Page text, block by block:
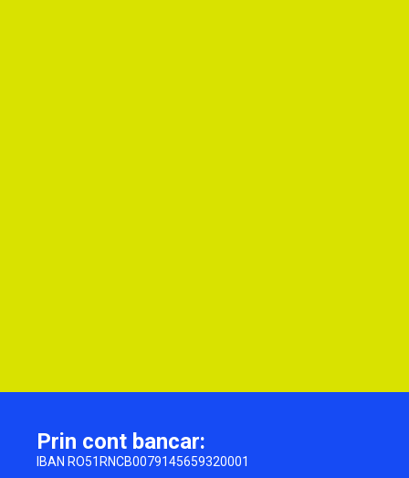
Prin cont bancar:
IBAN RO51RNCB0079145659320001